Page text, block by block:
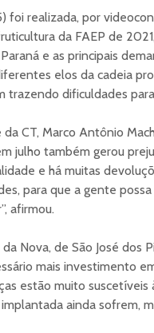
foi realizada, por
da FAEP de
e as principais
elos da cadeia
trazendo dificuldades
CT, Marco Antônio
julho também gerou
e há muitas
para que a gente
afirmou.
Nova, de São José dos
mais investimento
estão muito suscetíveis
ainda sofrem,